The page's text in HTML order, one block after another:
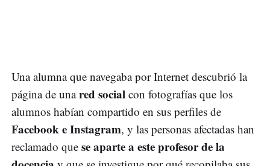
Una alumna que navegaba por Internet descubrió la
página de unared social con fotografías que los
alumnos habían compartido en sus perfiles de
Facebook e Instagram, y las personas afectadas han
reclamado que se aparte a este profesor de la